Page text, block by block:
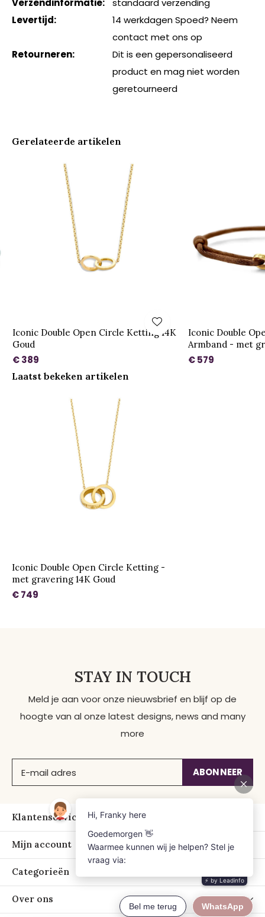
Verzendinformatie:
standaard verzending
Levertijd:
14 werkdagen Spoed? Neem
contact met ons op
Retourneren:
Dit is een gepersonaliseerd
product en mag niet worden
geretourneerd
Gerelateerde artikelen
Iconic Double Open Circle Ketting 14K
Goud
€ 389
Iconic Double
Armband - met
€ 579
Laatst bekeken artikelen
Iconic Double Open Circle Ketting -
met gravering 14K Goud
€ 749
STAY IN TOUCH
Meld je aan voor onze nieuwsbrief en blijf op de
hoogte van al onze latest designs, news and many
more
ABONNEER
Klantenservice
Mijn account
Categorieën
Over ons